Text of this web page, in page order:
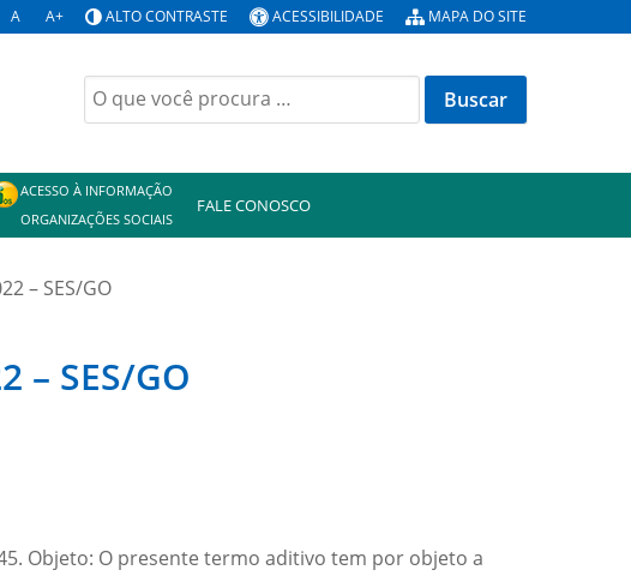
A A+ ALTO CONTRASTE ACESSIBILIDADE MAPA DO SITE
Buscar
por:
ACESSO À INFORMAÇÃO
ORGANIZAÇÕES SOCIAIS
FALE CONOSCO
– SES/GO
– SES/GO
Objeto: O presente termo aditivo tem por objeto a